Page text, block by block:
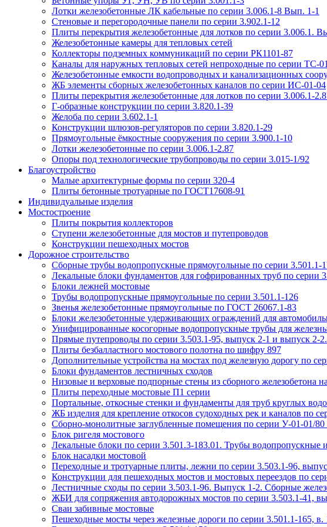
Лотки железобетонные ЛК кабельные по серии 3.006.1-8 Вып. 1-1
Стеновые и перегородочные панели по серии 3.902.1-12
Плиты перекрытия железобетонные для лотков по серии 3.006.1.
Железобетонные камеры для тепловых сетей
Коллекторы подземных коммуникаций по серии РК1101-87
Каналы для наружных тепловых сетей непроходные по серии ТС-
Железобетонные емкости водопроводных и канализационных
ЖБ элементы сборных железобетонных каналов по серии ИС-01-04
Плиты перекрытия железобетонные для лотков по серии 3.006.1-
Г-образные конструкции по серии 3.820.1-39
Желоба по серии 3.602.1-1
Конструкции шлюзов-регуляторов по серии 3.820.1-29
Прямоугольные ёмкостные сооружения по серии 3.900.1-10
Лотки железобетонные по серии 3.006.1-2.87
Опоры под технологические трубопроводы по серии 3.015-1/92
Благоустройство
Малые архитектурные формы по серии 320-4
Плиты бетонные тротуарные по ГОСТ17608-91
Индивидуальные изделия
Мостостроение
Плиты покрытия коллекторов
Ступени железобетонные для мостов и путепроводов
Конструкции пешеходных мостов
Дорожное строительство
Сборные трубы водопропускные прямоугольные по серии 3.501.1-
Лекальные блоки фундаментов для гофрированных труб по серии
Блоки лежней мостовые
Трубы водопропускные прямоугольные по серии 3.501.1-126
Звенья железобетонные прямоугольные по ГОСТ 26067.1-83
Блоки железобетонные удерживающих ограждений для
Унифицированные косогорные водопропускные трубы для
Прямые путепроводы по серии 3.503.1-95, выпуск 2-1 и выпуск 2-2.
Плиты безбалластного мостового полотна по шифру 897
Дополнительные устройства на мостах под железную дорогу по
Блоки фундаментов лестничных сходов
Низовые и верховые подпорные стены из сборного железобетона
Плиты переходные мостовые П1 серии
Портальные, откосные стенки и фундаменты для труб круглых
ЖБ изделия для крепление откосов судоходных рек и каналов по
Сборно-монолитные заглубленные помещения по серии У-01-01/80
Блок ригеля мостового
Лекальные блоки по серии 3.501.3-183.01. Трубы водопропускные
Блок насадки мостовой
Переходные и тротуарные плиты, лежни по серии 3.503.1-96,
Конструкции для пешеходных мостов и мостовых переездов по
Лестничные сходы по серии 3.503.1-96. Выпуск 1-2. Сборные
ЖБИ для сопряжения автодорожных мостов по серии 3.503.1-41,
Сваи забивные мостовые
Пешеходные мосты через железные дороги по серии 3.501.1-165, в.